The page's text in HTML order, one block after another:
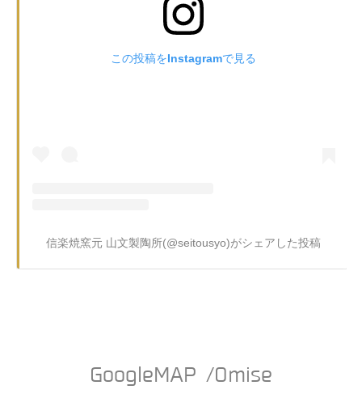
この投稿をInstagramで見る
信楽焼窯元 山文製陶所(@seitousyo)がシェアした投稿
GoogleMAP /Omise